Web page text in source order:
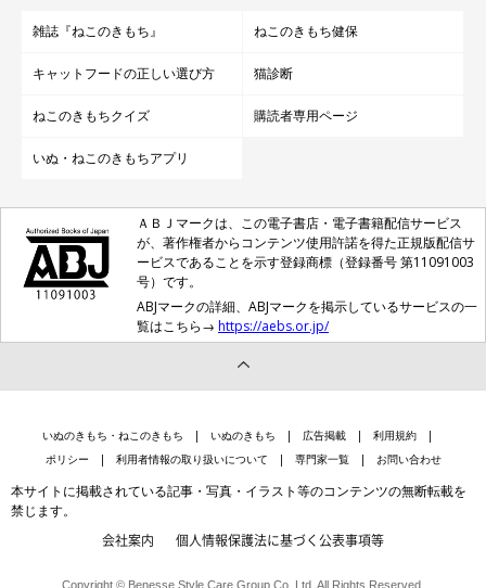
＠fuchanane
こうして、風ちゃんのもとに保護子猫2匹がやって来て、新たな
雑誌『ねこのきもち』 ねこのきもち健保
キャットフードの正しい選び方 猫診断
ねこのきもちクイズ 購読者専用ページ
いぬ・ねこのきもちアプリ
ＡＢＪマークは、この電子書店・電子書籍配信サービス
が、著作権者からコンテンツ使用許諾を得た正規版配信サ
ービスであることを示す登録商標（登録番号 第11091003
号）です。
ABJマークの詳細、ABJマークを掲示しているサービスの一
覧はこちら→ https://aebs.or.jp/
いぬのきもち・ねこのきもち いぬのきもち 広告掲載
利用規約
ポリシー
利用者情報の取り扱いについて 専門家一覧 お問い合わせ
本サイトに掲載されている記事・写真・イラスト等のコンテンツの無断転載を
禁じます。
会社案内 個人情報保護法に基づく公表事項等
Copyright © Benesse Style Care Group Co.,Ltd. All Rights Reserved.